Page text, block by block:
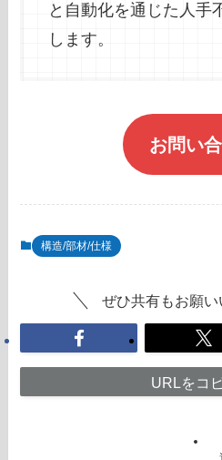
と自動化を通じた人手
します。
お問い
構造/部材/仕様
ぜひ共有もお願い
URLをコ